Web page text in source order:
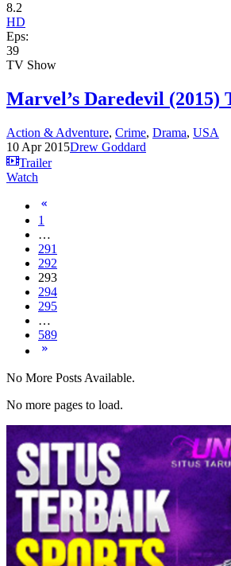
8.2
HD
Eps:
39
TV Show
Marvel’s Daredevil (2015)
Action & Adventure, Crime, Drama, USA
10 Apr 2015Drew Goddard
Trailer
Watch
1
…
291
292
293
294
295
…
589
No More Posts Available.
No more pages to load.